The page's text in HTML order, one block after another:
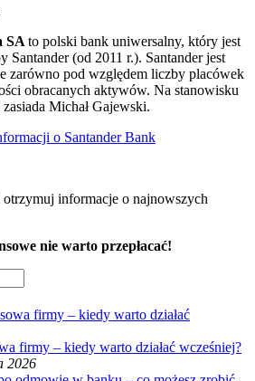
SA to polski bank uniwersalny, który jest
Santander (od 2011 r.). Santander jest
zarówno pod względem liczby placówek
obracanych aktywów. Na stanowisku
Michał Gajewski.
o Santander Bank
otrzymuj informacje o najnowszych
nie warto przepłacać!
firmy – kiedy warto działać wcześniej?
2026